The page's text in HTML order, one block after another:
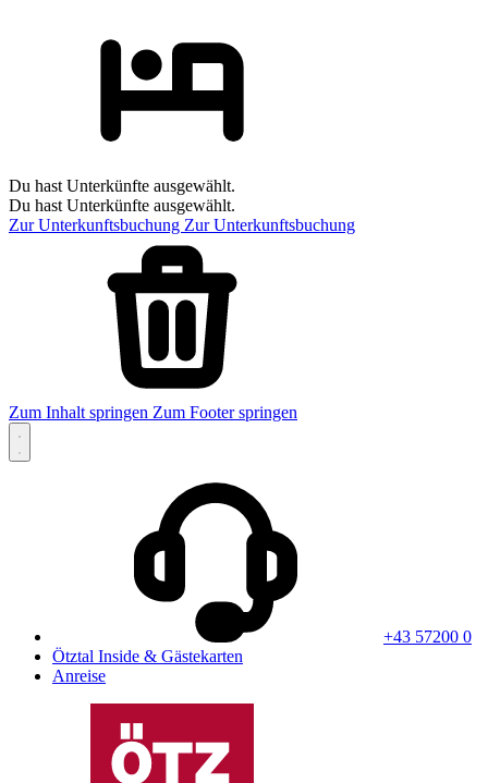
Du hast Unterkünfte ausgewählt.
Du hast Unterkünfte ausgewählt.
Zur Unterkunftsbuchung Zur Unterkunftsbuchung
Zum Inhalt springen Zum Footer springen
+43 57200 0
Ötztal Inside & Gästekarten
Anreise